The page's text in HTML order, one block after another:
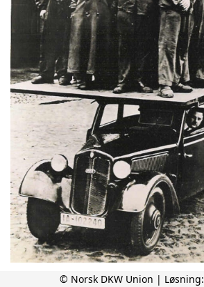
© Norsk DKW Union | Løsning: